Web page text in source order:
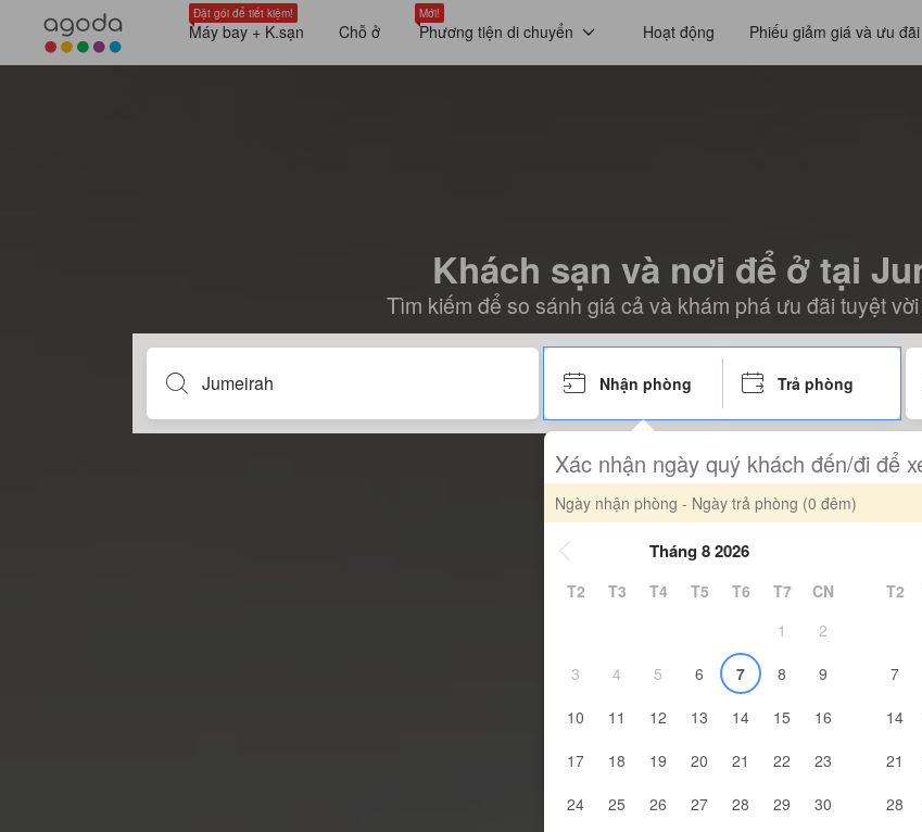
Đặt gói để tiết kiệm!
Máy bay + K.sạn Chỗ ở
Mới!
Phương tiện di chuyển Hoạt động Phiếu giảm giá và ưu đãi
Khách sạn và nơi để ở tại
Tìm kiếm để so sánh giá cả và khám phá ưu đãi tuyệt
Nhận phòng Trả phòng
Xác nhận ngày quý khách đến/đi để
Ngày nhận phòng - Ngày trả phòng (0 đêm)
Tháng 8 2026
T2 T3 T4 T5 T6 T7
CN
1
2
3
4 5 6 7 8
9
10
11 12 13 14 15
16
17
18 19 20 21 22
23
24
25 26 27 28 29
30
T2
7
14
21
28